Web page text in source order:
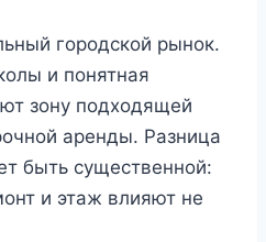
городской рынок.
и понятная
зону подходящей
аренды. Разница
быть существенной:
и этаж влияют не